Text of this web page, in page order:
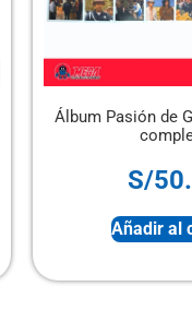
Álbum Pasión de
S/
Añadir al